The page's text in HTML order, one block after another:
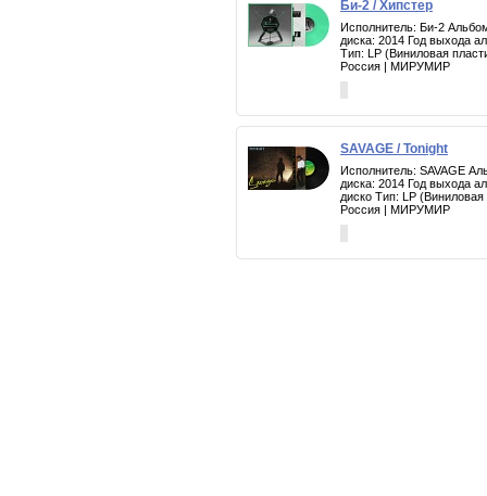
Би-2 / Хипстер
Исполнитель: Би-2
диска: 2014 Год выхода
Тип: LP (Виниловая
Россия | МИРУМИР
SAVAGE / Tonight
Исполнитель: SAVAGE
диска: 2014 Год выхода
диско Тип: LP
Россия | МИРУМИР